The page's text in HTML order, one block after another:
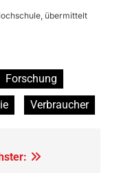
übermittelt
Forschung
Verbraucher